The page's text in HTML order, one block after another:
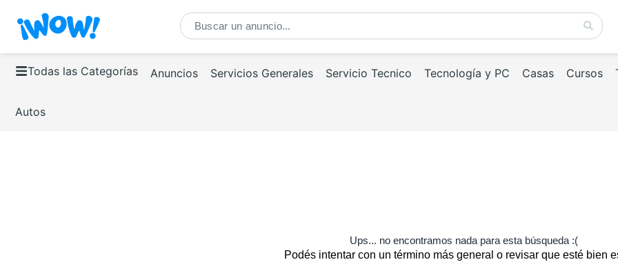
Todas las Categorías Anuncios Servicios Generales Servicio Tecnico Tecnología y PC Casas Cursos
Autos
Ups... no encontramos nada para esta búsqueda :(
Podés intentar con un término más general o revisar que esté bien